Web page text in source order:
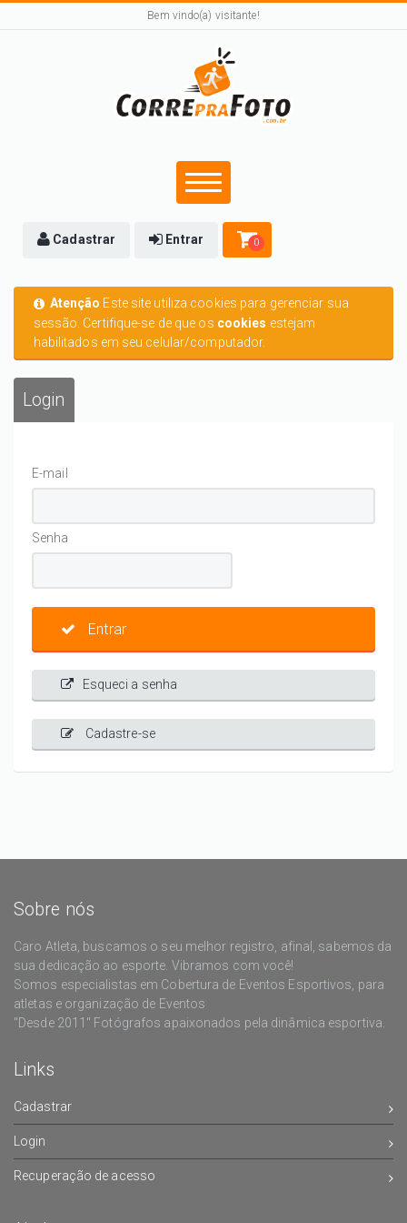
Bem vindo(a) visitante!
Cadastrar Entrar 0
Atenção Este site utiliza cookies para gerenciar sua
sessão. Certifique-se de que os cookies estejam
habilitados em seu celular/computador.
Login
E-mail
Senha
Entrar
Esqueci a senha
Cadastre-se
Sobre nós
Caro Atleta, buscamos o seu melhor registro, afinal, sabemos da
sua dedicação ao esporte. Vibramos com você!
Somos especialistas em Cobertura de Eventos Esportivos, para
atletas e organização de Eventos
"Desde 2011" Fotógrafos apaixonados pela dinâmica esportiva.
Links
Cadastrar
Login
Recuperação de acesso